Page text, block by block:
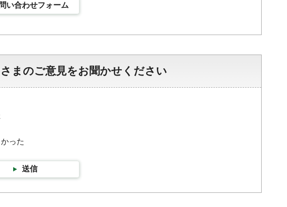
い合わせフォーム
まのご意見をお聞かせください
った
送信